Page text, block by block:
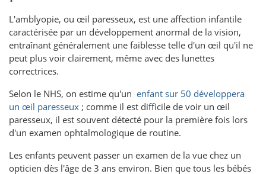
L'amblyopie, ou œil paresseux, est une affection infantile
caractérisée par un développement anormal de la vision,
entraînant généralement une faiblesse telle d'un œil qu'il ne
peut plus voir clairement, même avec des lunettes
correctrices.
Selon le NHS, on estime qu'un enfant sur 50 développera
un œil paresseux ; comme il est difficile de voir un œil
paresseux, il est souvent détecté pour la première fois lors
d'un examen ophtalmologique de routine.
Les enfants peuvent passer un examen de la vue chez un
opticien dès l'âge de 3 ans environ. Bien que tous les bébés